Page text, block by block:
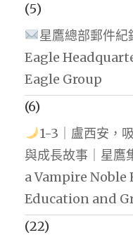
(5)
星鷹總部郵件
Eagle
Eagle Group
(6)
1-3｜盧西安，
與成長故事｜星
a Vampire Noble
Education and
(22)